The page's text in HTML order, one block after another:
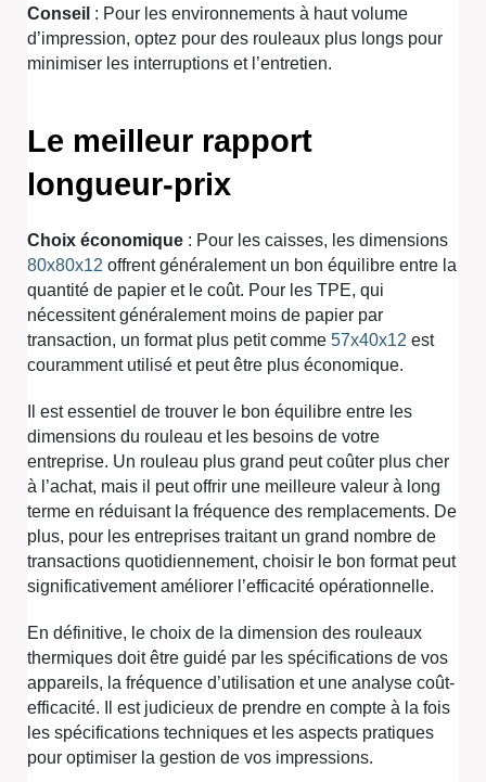
Conseil : Pour les environnements à haut volume
d’impression, optez pour des rouleaux plus longs pour
minimiser les interruptions et l’entretien.
Le meilleur rapport
longueur-prix
Choix économique : Pour les caisses, les dimensions
80x80x12 offrent généralement un bon équilibre entre la
quantité de papier et le coût. Pour les TPE, qui
nécessitent généralement moins de papier par
transaction, un format plus petit comme 57x40x12 est
couramment utilisé et peut être plus économique.
Il est essentiel de trouver le bon équilibre entre les
dimensions du rouleau et les besoins de votre
entreprise. Un rouleau plus grand peut coûter plus cher
à l’achat, mais il peut offrir une meilleure valeur à long
terme en réduisant la fréquence des remplacements. De
plus, pour les entreprises traitant un grand nombre de
transactions quotidiennement, choisir le bon format peut
significativement améliorer l’efficacité opérationnelle.
En définitive, le choix de la dimension des rouleaux
thermiques doit être guidé par les spécifications de vos
appareils, la fréquence d’utilisation et une analyse coût-
efficacité. Il est judicieux de prendre en compte à la fois
les spécifications techniques et les aspects pratiques
pour optimiser la gestion de vos impressions.